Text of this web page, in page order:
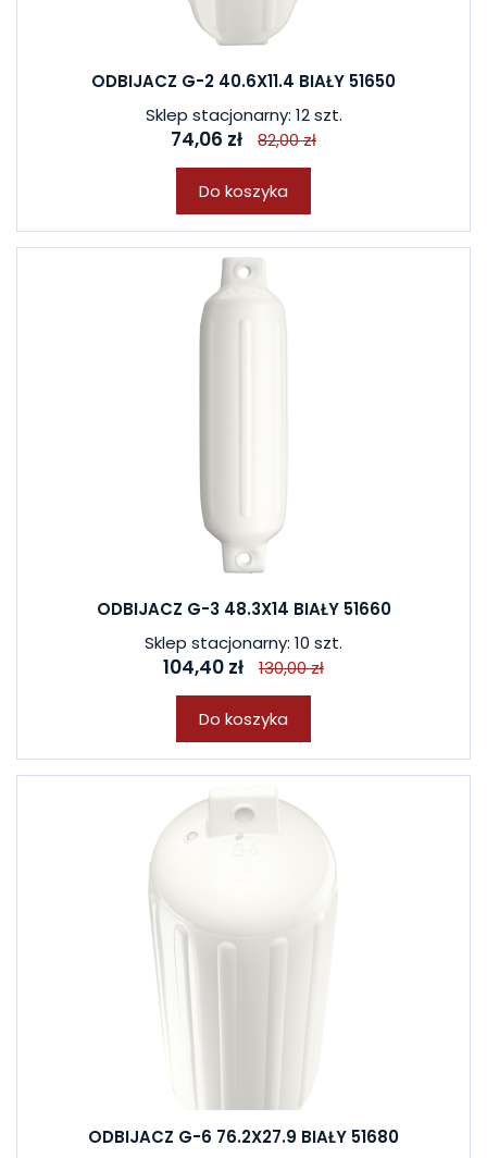
ODBIJACZ G-2 40.6X11.4 BIAŁY 51650
Sklep stacjonarny: 12 szt.
74,06 zł 82,00 zł
Do koszyka
ODBIJACZ G-3 48.3X14 BIAŁY 51660
Sklep stacjonarny: 10 szt.
104,40 zł 130,00 zł
Do koszyka
ODBIJACZ G-6 76.2X27.9 BIAŁY 51680